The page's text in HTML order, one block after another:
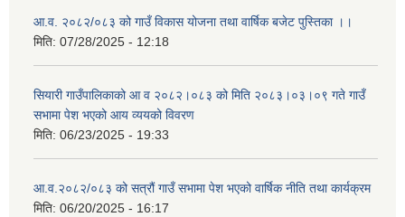
आ.व. २०८२/०८३ को गाउँ विकास योजना तथा वार्षिक बजेट पुस्तिका ।।
मिति: 07/28/2025 - 12:18
सियारी गाउँपालिकाको आ व २०८२।०८३ को मिति २०८३।०३।०९ गते गाउँ
सभामा पेश भएको आय व्ययको विवरण
मिति: 06/23/2025 - 19:33
आ.व.२०८२/०८३ को सत्रौं गाउँ सभामा पेश भएको वार्षिक नीति तथा कार्यक्रम
मिति: 06/20/2025 - 16:17